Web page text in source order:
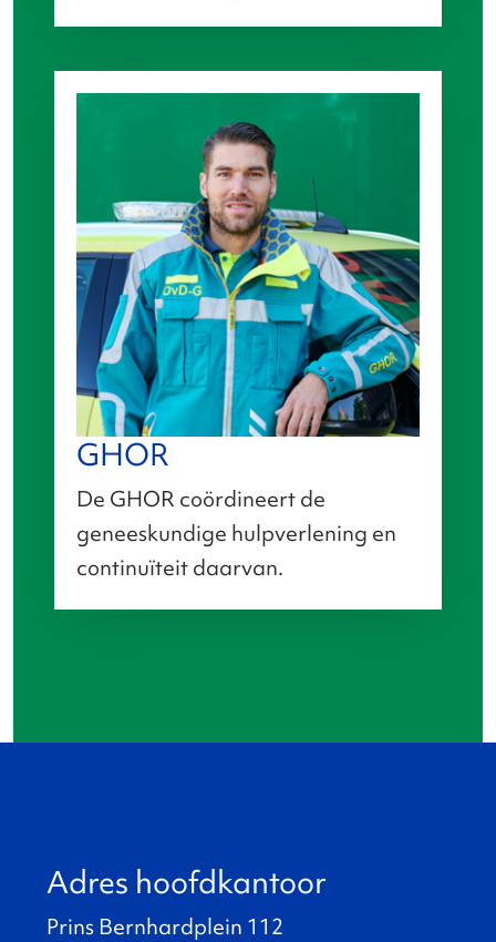
GHOR
De GHOR coördineert de
geneeskundige hulpverlening en
continuïteit daarvan.
Adres hoofdkantoor
Prins Bernhardplein 112